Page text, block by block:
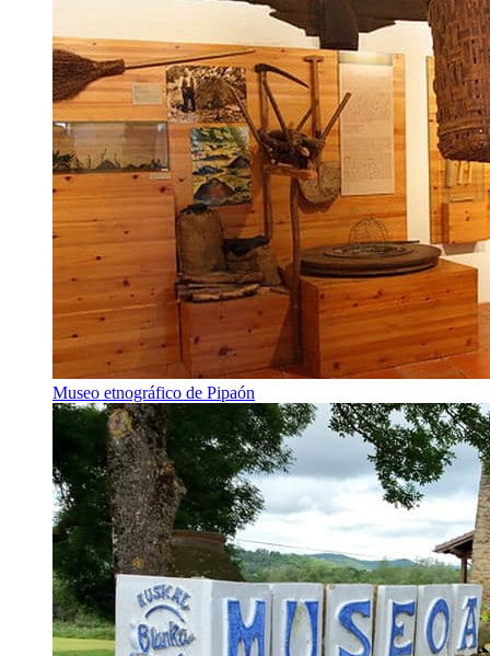
Museo etnográfico de Pipaón